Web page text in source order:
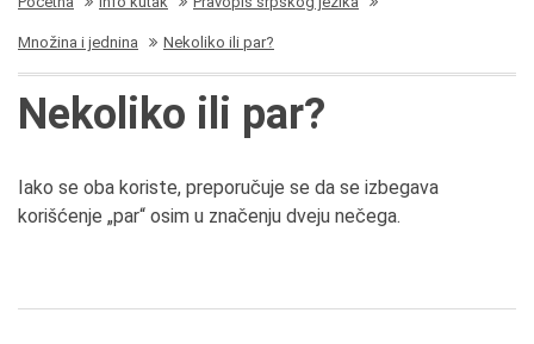
Množina i jednina Nekoliko ili par?
Nekoliko ili par?
Iako se oba koriste, preporučuje se da se izbegava
korišćenje „par“ osim u značenju dveju nečega.